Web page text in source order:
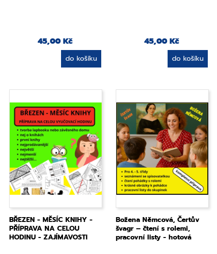
45,00 Kč
do košíku
45,00 Kč
do košíku
BŘEZEN - MĚSÍC KNIHY -
PŘÍPRAVA NA CELOU
HODINU - ZAJÍMAVOSTI
Božena Němcová, Čertův
švagr – čtení s rolemi,
pracovní listy - hotová